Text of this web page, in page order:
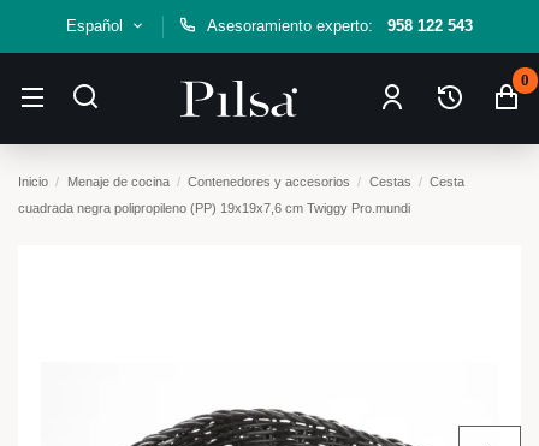
Español Asesoramiento experto: 958 122 543
0
Inicio Menaje de cocina Contenedores y accesorios Cestas
Cesta
cuadrada negra polipropileno (PP) 19x19x7,6 cm Twiggy Pro.mundi